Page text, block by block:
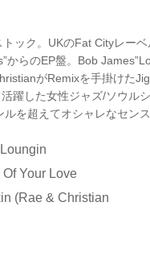
ック。UKのFat Cityレー
からのEP盤。Bob
がRemixを手掛けた
躍した女性ジャズ/ソウル
を超えてオシャレなセン
Your Love
(Rae & Christian